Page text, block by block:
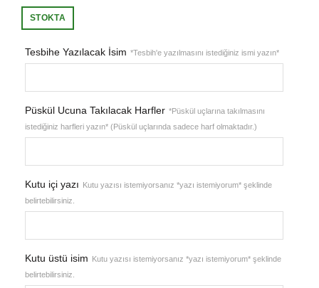
STOKTA
Tesbihe Yazılacak İsim *Tesbih'e yazılmasını istediğiniz ismi yazın*
Püskül Ucuna Takılacak Harfler *Püskül uçlarına takılmasını
istediğiniz harfleri yazın* (Püskül uçlarında sadece harf olmaktadır.)
Kutu içi yazı Kutu yazısı istemiyorsanız *yazı istemiyorum* şeklinde
belirtebilirsiniz.
Kutu üstü isim Kutu yazısı istemiyorsanız *yazı istemiyorum* şeklinde
belirtebilirsiniz.